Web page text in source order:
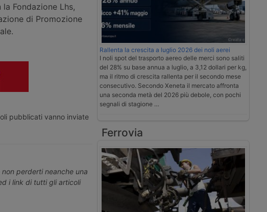
Fondazione Lhs,
di Promozione
pubblicati vanno inviate
perderti neanche una
i link di tutti gli articoli
Rallenta la crescita a luglio 2026 dei noli aerei
I noli spot del trasporto aereo delle merci sono saliti
del 28% su base annua a luglio, a 3,12 dollari per kg,
ma il ritmo di crescita rallenta per il secondo mese
consecutivo. Secondo Xeneta il mercato affronta
una seconda metà del 2026 più debole, con pochi
segnali di stagione …
Ferrovia